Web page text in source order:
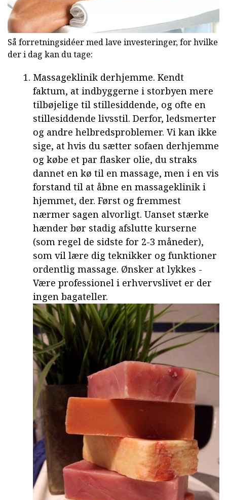
Så forretningsidéer med lave investeringer, for hvilke
der i dag kan du tage:
Massageklinik derhjemme. Kendt
faktum, at indbyggerne i storbyen mere
tilbøjelige til stillesiddende, og ofte en
stillesiddende livsstil. Derfor, ledsmerter
og andre helbredsproblemer. Vi kan ikke
sige, at hvis du sætter sofaen derhjemme
og købe et par flasker olie, du straks
dannet en kø til en massage, men i en vis
forstand til at åbne en massageklinik i
hjemmet, der. Først og fremmest
nærmer sagen alvorligt. Uanset stærke
hænder bør stadig afslutte kurserne
(som regel de sidste for 2-3 måneder),
som vil lære dig teknikker og funktioner
ordentlig massage. Ønsker at lykkes -
Være professionel i erhvervslivet er der
ingen bagateller.